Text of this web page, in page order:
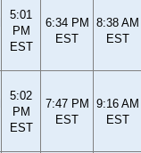
5:01
PM
EST
6:34 PM
EST
8:38 AM
EST
5:02
PM
EST
7:47 PM
EST
9:16 AM
EST